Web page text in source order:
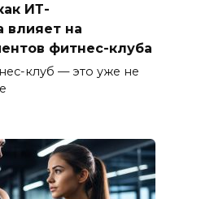
ИТ-
влияет на
фитнес-клуба
клуб — это уже не